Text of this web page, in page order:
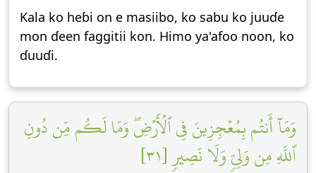
Kala ko heɓi on e masiibo, ko sabu ko juuɗe
mon ɗeen faggitii kon. Himo ya'afoo noon, ko
ɗuuɗi.
وَمَآ أَنتُم بِمُعۡجِزِينَ فِي ٱلۡأَرۡضِۖ وَمَا لَكُم مِّن دُونِ
ٱللَّهِ مِن وَلِيّٖ وَلَا نَصِيرٖ [٣١]